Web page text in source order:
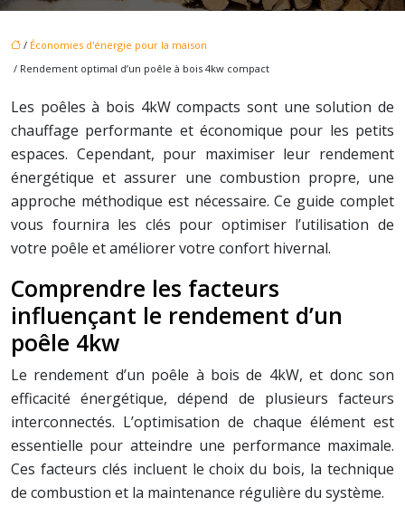
/ Économies d'énergie pour la maison
/ Rendement optimal d’un poêle à bois 4kw compact
Les poêles à bois 4kW compacts sont une solution de
chauffage performante et économique pour les petits
espaces. Cependant, pour maximiser leur rendement
énergétique et assurer une combustion propre, une
approche méthodique est nécessaire. Ce guide complet
vous fournira les clés pour optimiser l’utilisation de
votre poêle et améliorer votre confort hivernal.
Comprendre les facteurs
influençant le rendement d’un
poêle 4kw
Le rendement d’un poêle à bois de 4kW, et donc son
efficacité énergétique, dépend de plusieurs facteurs
interconnectés. L’optimisation de chaque élément est
essentielle pour atteindre une performance maximale.
Ces facteurs clés incluent le choix du bois, la technique
de combustion et la maintenance régulière du système.